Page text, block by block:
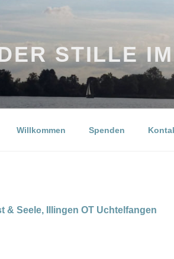
STILLE
Willkommen Spenden
& Seele, Illingen OT Uchtelfangen